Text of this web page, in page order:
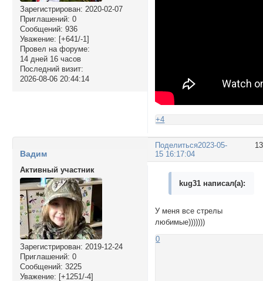
Зарегистрирован: 2020-02-07
Приглашений: 0
Сообщений: 936
Уважение: [+641/-1]
Провел на форуме:
14 дней 16 часов
Последний визит:
2026-08-06 20:44:14
+4
Поделиться2023-05-
15 16:17:04
Вадим
Активный участник
Зарегистрирован: 2019-12-24
Приглашений: 0
Сообщений: 3225
Уважение: [+1251/-4]
kug31 написал(а):
У меня все стрелы
любимые)))))))
0